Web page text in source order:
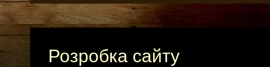
Розробка сайту